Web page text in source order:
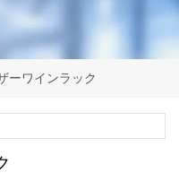
ーワインラック